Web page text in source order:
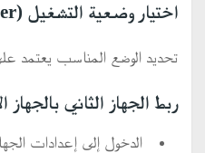
اختيار وضعية التشغيل (Repeater أو Bridge)
تحديد الوضع المناسب يعتمد
ربط الجهاز الثاني بالجهاز
الدخول إلى إعدادات